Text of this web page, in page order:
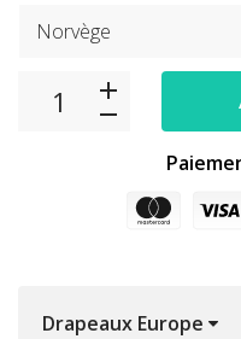
Drapeaux Europe